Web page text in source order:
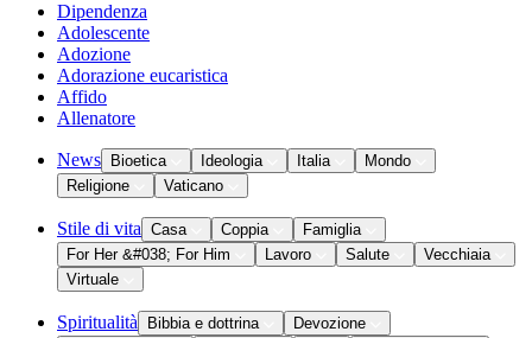
Dipendenza
Adolescente
Adozione
Adorazione eucaristica
Affido
Allenatore
News Bioetica Ideologia Italia
Mondo
Religione
Vaticano
Stile di vita Casa Coppia
Famiglia
For Her &#038; For Him
Lavoro Salute
Vecchiaia
Virtuale
Spiritualità Bibbia e dottrina
Devozione